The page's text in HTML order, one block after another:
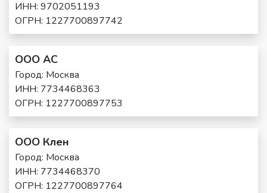
ИНН: 9702051193
ОГРН: 1227700897742
ООО АС
Город: Москва
ИНН: 7734468363
ОГРН: 1227700897753
ООО Клен
Город: Москва
ИНН: 7734468370
ОГРН: 1227700897764